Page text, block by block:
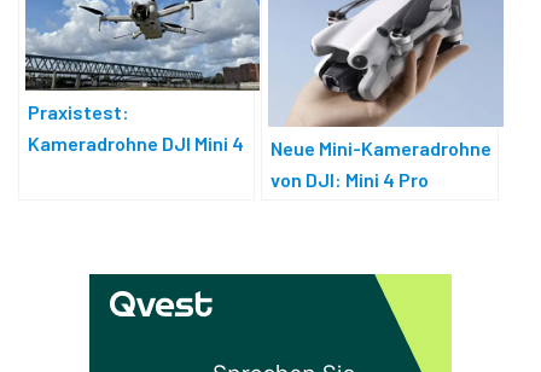
Praxistest:
Kameradrohne DJI Mini 4
Neue Mini-Kameradrohne
von DJI: Mini 4 Pro